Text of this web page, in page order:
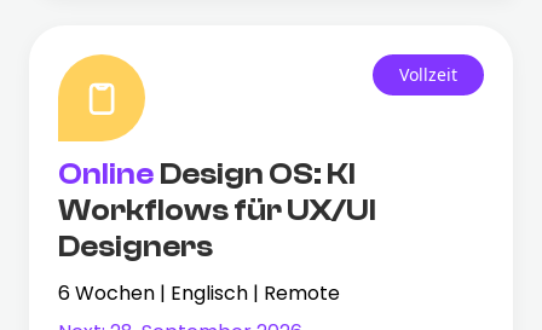
Online Design OS: KI
Workflows für UX/UI
Designers
Vollzeit
6 Wochen | Englisch | Remote